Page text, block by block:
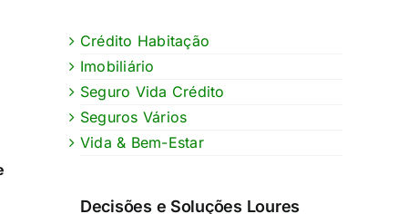
Crédito Habitação
Imobiliário
Seguro Vida Crédito
Seguros Vários
Vida & Bem-Estar
Decisões e Soluções Loures